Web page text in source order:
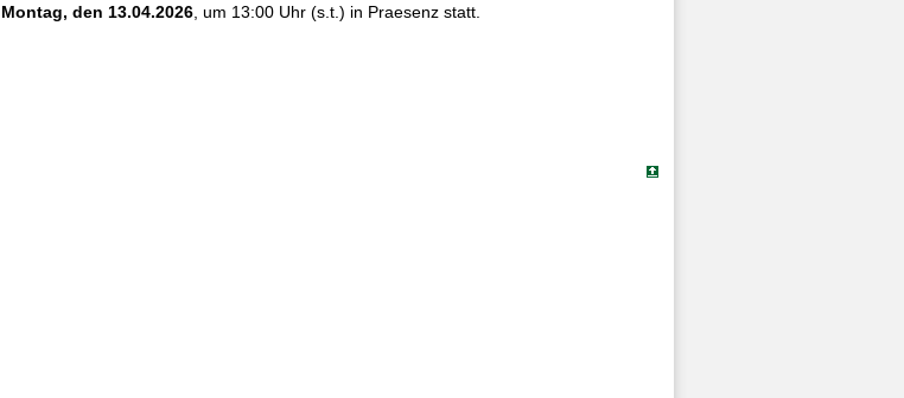
Montag, den 13.04.2026 , um 13:00 Uhr (s.t.) in Praesenz statt.